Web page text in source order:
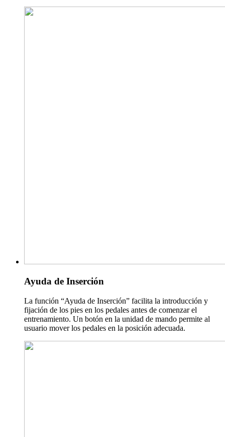
Ayuda de Inserción
La función “Ayuda de Inserción” facilita la introducción y
fijación de los pies en los pedales antes de comenzar el
entrenamiento. Un botón en la unidad de mando permite al
usuario mover los pedales en la posición adecuada.